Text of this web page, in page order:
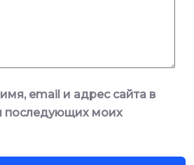
email и адрес сайта в
последующих моих